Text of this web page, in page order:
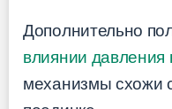
Дополнительно
влиянии
механизмы схожи